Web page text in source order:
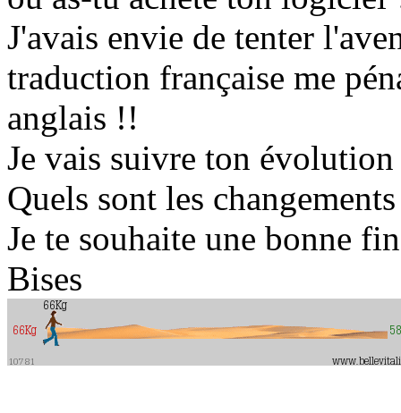
J'avais envie de tenter
traduction française me
anglais !!
Je vais suivre ton
Quels sont les
Je te souhaite une bonne
Bises